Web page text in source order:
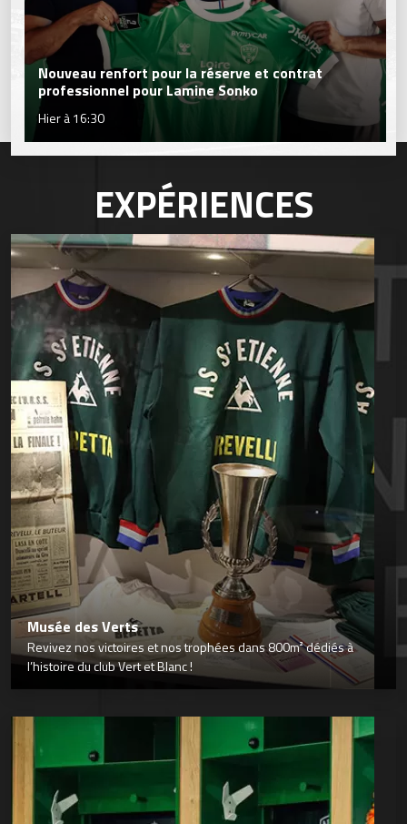
Nouveau renfort pour la réserve et contrat
professionnel pour Lamine Sonko
Hier à 16:30
EXPÉRIENCES
Musée des Verts
Revivez nos victoires et nos trophées dans 800m² dédiés à
l’histoire du club Vert et Blanc !